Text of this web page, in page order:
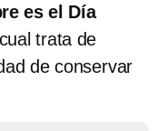
es el Día
trata de
de conservar